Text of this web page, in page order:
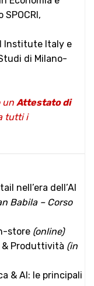
Institute Italy e
di Milano-
un Attestato di
tutti i
nell’era dell’AI
Babila – Corso
store (online)
& Produttività (in
& AI: le principali